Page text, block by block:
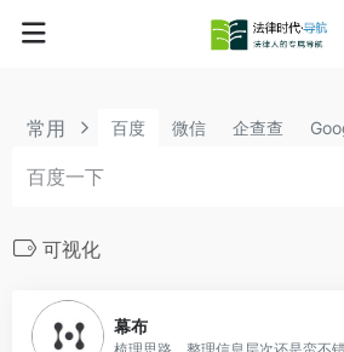
常用 百度 微信 企查查
可视化
幕布